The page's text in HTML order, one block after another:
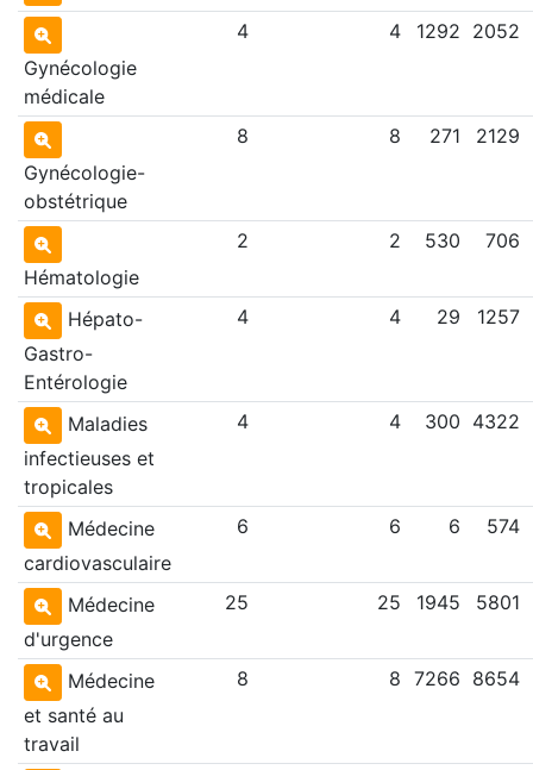
Gynécologie
médicale
4 4 1292 2052
Gynécologie-
obstétrique
8 8 271 2129
Hématologie
2 2 530 706
Hépato-
Gastro-
Entérologie
4 4 29 1257
Maladies
infectieuses et
tropicales
4 4 300 4322
Médecine
cardiovasculaire
6 6 6 574
Médecine
d'urgence
25 25 1945 5801
Médecine
et santé au
travail
8 8 7266 8654